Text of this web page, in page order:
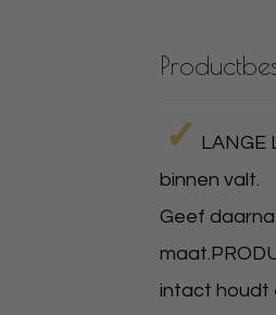
✓ LANGE
binnen valt.
​Geef
intact houdt